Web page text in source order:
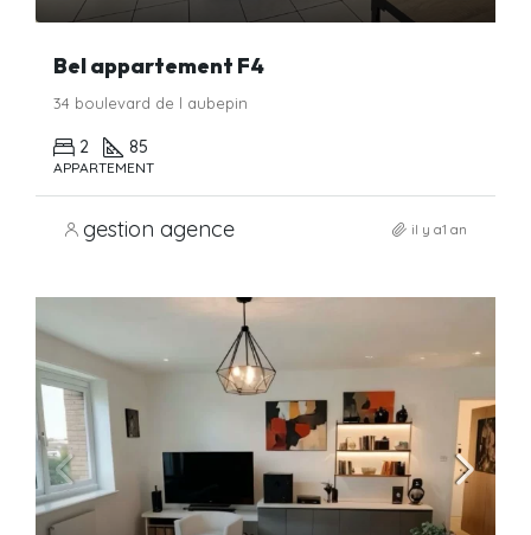
Bel appartement F4
34 boulevard de l aubepin
2 85
APPARTEMENT
gestion agence il y a1 an